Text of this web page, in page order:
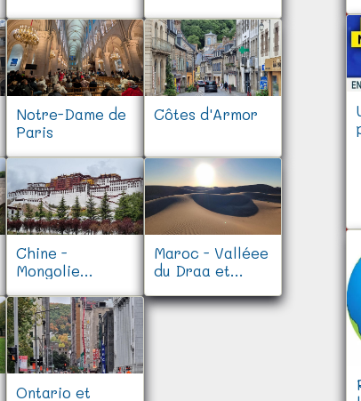
Notre-Dame de
Paris
Côtes d'Armor
Chine -
Mongolie
Tibet
Maroc - Valléee
du Draa et
Ontario et